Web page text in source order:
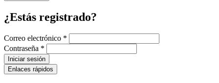
¿Estás registrado?
Correo electrónico *
Contraseña *
Iniciar sesión
Enlaces rápidos